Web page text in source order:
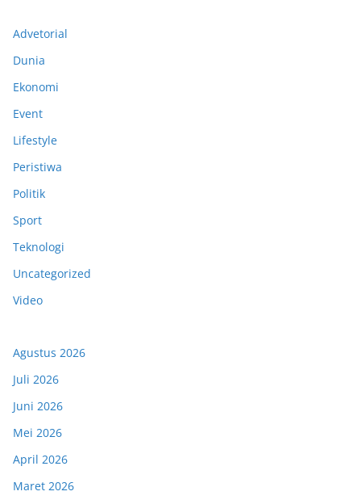
Advetorial
Dunia
Ekonomi
Event
Lifestyle
Peristiwa
Politik
Sport
Teknologi
Uncategorized
Video
Agustus 2026
Juli 2026
Juni 2026
Mei 2026
April 2026
Maret 2026